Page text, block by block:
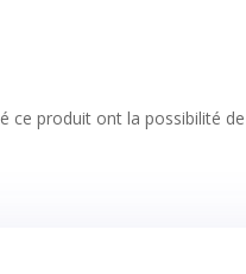
ce produit ont la possibilité